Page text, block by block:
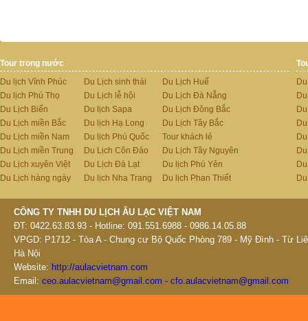
Tour trong nước
Du lịch Vĩnh Phúc
Du lịch Phú Thọ
Du Lịch Biển
Du Lịch miền Bắc
Du Lịch miền Nam
Du Lịch miền Trung
Du Lịch xuyên Việt
Du Lịch hàng ngày
Du Lịch sinh thái
Du Lịch lễ hội
Du lịch Sapa
Du lịch Hạ Long
Du lịch Phú Quốc
Du Lịch Côn Đảo
Du Lịch Đà Lạt
Du lịch Nha Trang
Du Lịch Huế
Du Lịch Đà Nẵng
Du Lịch Đông Bắc
Du Lịch Tây Bắc
Tour khách lẻ
Du Lịch Tây Nguyên
Du lịch Phú Yên
Du lịch Phan Thiết
CÔNG TY TNHH DU LỊCH ÂU LẠC VIỆT NAM
ĐT: 0422.63.83.93 - Hotline: 091.551.6988 - 0986.14.05.88
VPGD: P1712 - Tòa A - Chung cư Bộ Quốc Phòng 789 - Mỹ Đình - Từ
Hà Nội
Website: http://aulacvietnam.com
Email: ceo.aulacvietnam@gmail.com - cfo.aulacvietnam@gmail.com